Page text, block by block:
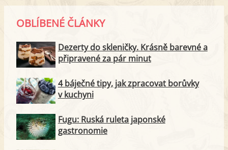
OBLÍBENÉ ČLÁNKY
Dezerty do skleničky. Krásně barevné a
připravené za pár minut
4 báječné tipy, jak zpracovat borůvky
v kuchyni
Fugu: Ruská ruleta japonské
gastronomie